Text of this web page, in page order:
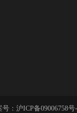
： 沪ICP备09006758号